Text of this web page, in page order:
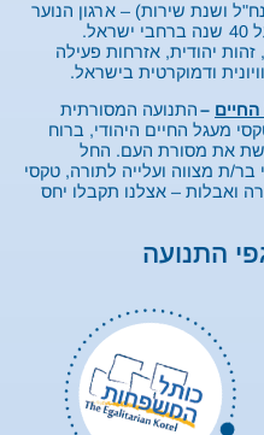
ושנת שירות) – ארגון הנוער
של התנועה המסורתית הפועלת מעל 40 שנה ברחבי ישראל.
יהודית, אזרחות פעילה
ודמוקרטית בישראל.
–התנועה המסורתית
מעגל החיים היהודי, ברוח
את מסורת העם. החל
בר/ת מצווה ועלייה לתורה, טקסי
ואבלות – אצלנו תקבלו יחס
התנועה